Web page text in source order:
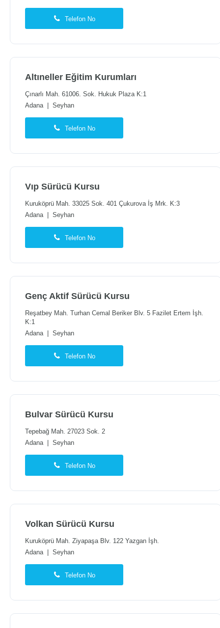
Telefon No
Altıneller Eğitim Kurumları
Çınarlı Mah. 61006. Sok. Hukuk Plaza K:1
Adana| Seyhan
Telefon No
Vıp Sürücü Kursu
Kuruköprü Mah. 33025 Sok. 401 Çukurova İş Mrk. K:3
Adana| Seyhan
Telefon No
Genç Aktif Sürücü Kursu
Reşatbey Mah. Turhan Cemal Beriker Blv. 5 Fazilet Ertem İşh.
K:1
Adana| Seyhan
Telefon No
Bulvar Sürücü Kursu
Tepebağ Mah. 27023 Sok. 2
Adana| Seyhan
Telefon No
Volkan Sürücü Kursu
Kuruköprü Mah. Ziyapaşa Blv. 122 Yazgan İşh.
Adana| Seyhan
Telefon No